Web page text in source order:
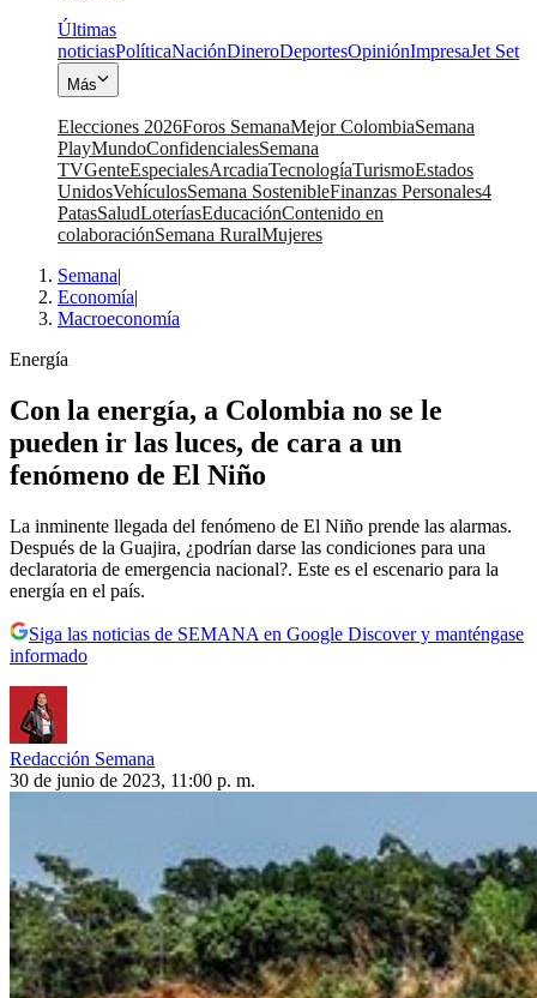
Últimas
noticiasPolíticaNaciónDineroDeportesOpiniónImpresaJet Set
Más
Elecciones 2026Foros SemanaMejor ColombiaSemana
PlayMundoConfidencialesSemana
TVGenteEspecialesArcadiaTecnologíaTurismoEstados
UnidosVehículosSemana SostenibleFinanzas Personales4
PatasSaludLoteríasEducaciónContenido en
colaboraciónSemana RuralMujeres
Semana|
Economía|
Macroeconomía
Energía
Con la energía, a Colombia no se le
pueden ir las luces, de cara a un
fenómeno de El Niño
La inminente llegada del fenómeno de El Niño prende las alarmas.
Después de la Guajira, ¿podrían darse las condiciones para una
declaratoria de emergencia nacional?. Este es el escenario para la
energía en el país.
Siga las noticias de SEMANA en Google Discover y manténgase
informado
Redacción Semana
30 de junio de 2023, 11:00 p. m.